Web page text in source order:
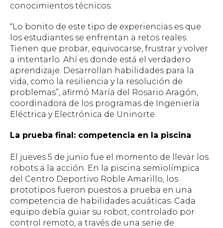
conocimientos técnicos.
“Lo bonito de este tipo de experiencias es que
los estudiantes se enfrentan a retos reales.
Tienen que probar, equivocarse, frustrar y volver
a intentarlo. Ahí es donde está el verdadero
aprendizaje. Desarrollan habilidades para la
vida, como la resiliencia y la resolución de
problemas”, afirmó María del Rosario Aragón,
coordinadora de los programas de Ingeniería
Eléctrica y Electrónica de Uninorte.
La prueba final: competencia en la piscina
El jueves 5 de junio fue el momento de llevar los
robots a la acción. En la piscina semiolímpica
del Centro Deportivo Roble Amarillo, los
prototipos fueron puestos a prueba en una
competencia de habilidades acuáticas. Cada
equipo debía guiar su robot, controlado por
control remoto, a través de una serie de